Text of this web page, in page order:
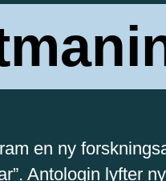
en ny
Antologin lyfter